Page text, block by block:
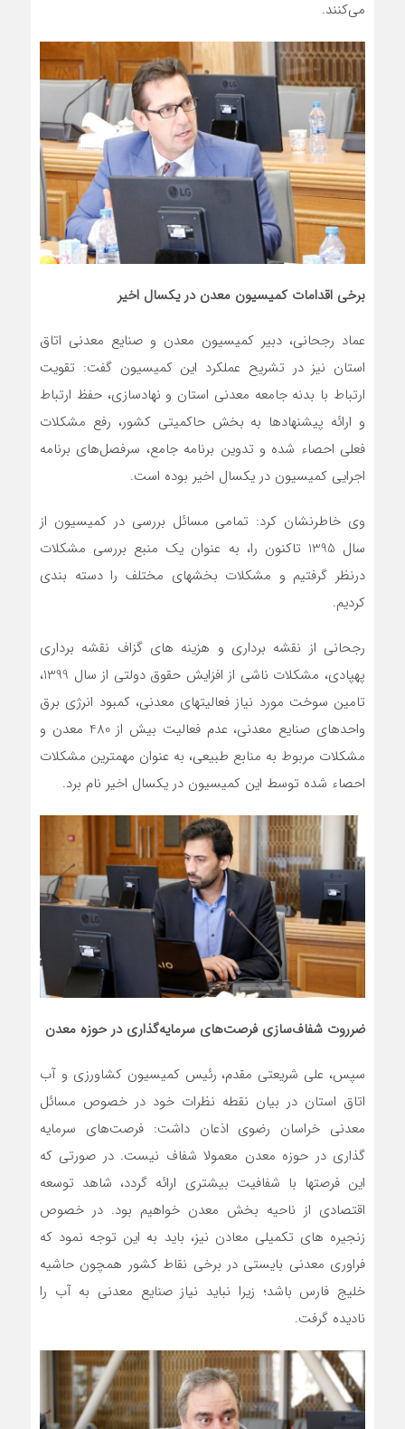
می‌کنند.
برخی اقدامات کمیسیون معدن در یکسال اخیر
عماد رجحانی، دبیر کمیسیون معدن و صنایع معدنی اتاق
استان نیز در تشریح عملکرد این کمیسیون گفت: تقویت
ارتباط با بدنه جامعه معدنی استان و نهادسازی، حفظ ارتباط
و ارائه پیشنهادها به بخش حاکمیتی کشور، رفع مشکلات
فعلی احصاء شده و تدوین برنامه جامع، سرفصل‌های برنامه
اجرایی کمیسیون در یکسال اخیر بوده است.
وی خاطرنشان کرد: تمامی مسائل بررسی در کمیسیون از
سال 1395 تاکنون را، به عنوان یک منبع بررسی مشکلات
درنظر گرفتیم و مشکلات بخشهای مختلف را دسته بندی
کردیم.
رجحانی از نقشه برداری و هزینه های گزاف نقشه برداری
پهپادی، مشکلات ناشی از افزایش حقوق دولتی از سال 1399،
تامین سوخت مورد نیاز فعالیتهای معدنی، کمبود انرژی برق
واحدهای صنایع معدنی، عدم فعالیت بیش از 480 معدن و
مشکلات مربوط به منابع طبیعی، به عنوان مهمترین مشکلات
احصاء شده توسط این کمیسیون در یکسال اخیر نام برد.
ضرروت شفاف‌سازی فرصت‌های سرمایه‌گذاری در حوزه معدن
سپس، علی شریعتی مقدم، رئیس کمیسیون کشاورزی و آب
اتاق استان در بیان نقطه نظرات خود در خصوص مسائل
معدنی خراسان رضوی اذعان داشت: فرصت‌های سرمایه
گذاری در حوزه معدن معمولا شفاف نیست. در صورتی که
این فرصتها با شفافیت بیشتری ارائه گردد، شاهد توسعه
اقتصادی از ناحیه بخش معدن خواهیم بود. در خصوص
زنجیره های تکمیلی معادن نیز، باید به این توجه نمود که
فراوری معدنی بایستی در برخی نقاط کشور همچون حاشیه
خلیج فارس باشد؛ زیرا نباید نیاز صنایع معدنی به آب را
نادیده گرفت.